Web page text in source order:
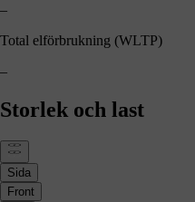
–
Total elförbrukning (WLTP)
–
Storlek och last
Sida
Front